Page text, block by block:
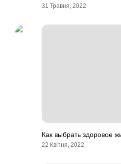
31 Травня, 2022
Как выбрать здоровое
22 Квітня, 2022